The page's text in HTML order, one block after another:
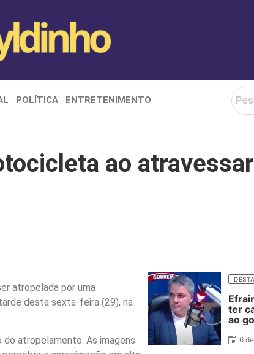
POLÍTICA ENTRETENIMENTO
ao
atropelada por uma
desta sexta-feira (29), na
do atropelamento. As imagens
ter
ao
6